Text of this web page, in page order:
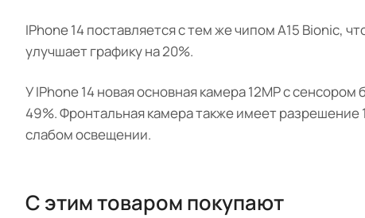
IPhone 14 поставляется с тем же чипом A15 Bionic,
улучшает графику на 20%.
У IPhone 14 новая основная камера 12MP с
49%. Фронтальная камера также имеет
слабом освещении.
С этим товаром покупают